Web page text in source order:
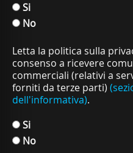
Si
No
Letta la politica sulla
consenso a ricevere
commerciali (relativi a
forniti da terze parti)
dell'informativa).
Si
No